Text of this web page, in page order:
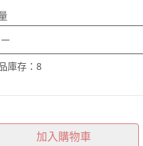
－
庫存： 8
加入購物車